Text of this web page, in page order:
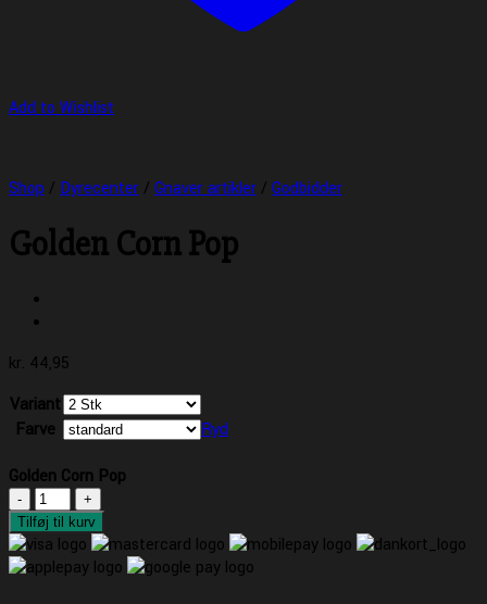
Add to Wishlist
Shop / Dyrecenter / Gnaver artikler / Godbidder
Golden Corn Pop
kr. 44,95
Variant
Farve
Ryd
Golden Corn Pop
Golden
Corn
Pop
antal
Tilføj til kurv